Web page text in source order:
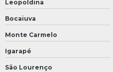
Leopoldina
Bocaiuva
Monte Carmelo
Igarapé
São Lourenço